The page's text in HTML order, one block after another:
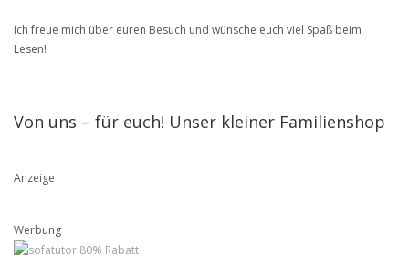
Ich freue mich über euren Besuch und wünsche euch viel Spaß beim
Lesen!
Von uns – für euch! Unser kleiner Familienshop
Anzeige
Werbung